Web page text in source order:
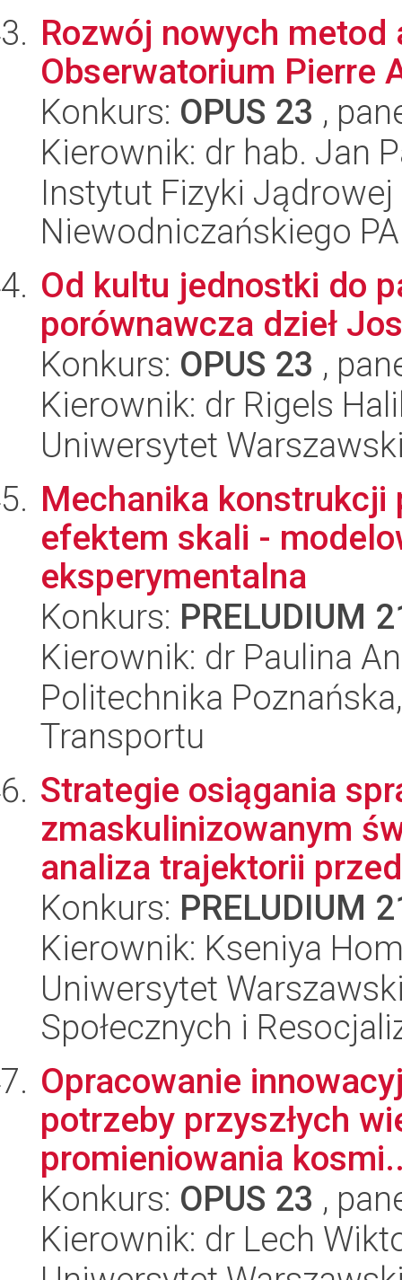
Rozwój nowych metod
Obserwatorium Pierre
Konkurs: OPUS 23 ,
Kierownik: dr hab. Jan
Instytut Fizyki
Niewodniczańskiego
Od kultu jednostki do
porównawcza dzieł
Konkurs: OPUS 23 ,
Kierownik: dr Rigels
Uniwersytet
Mechanika konstrukcji
efektem skali -
eksperymentalna
Konkurs: PRELUDIUM
Kierownik: dr Paulina
Politechnika
Transportu
Strategie osiągania
zmaskulinizowanym
analiza trajektorii
Konkurs: PRELUDIUM
Kierownik: Kseniya
Uniwersytet
Społecznych i
Opracowanie
potrzeby przyszłych
promieniowania
Konkurs: OPUS 23 ,
Kierownik: dr Lech